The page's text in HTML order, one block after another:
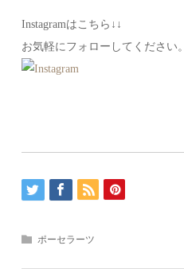
Instagramはこちら↓↓
お気軽にフォローしてください。
ポーセラーツ